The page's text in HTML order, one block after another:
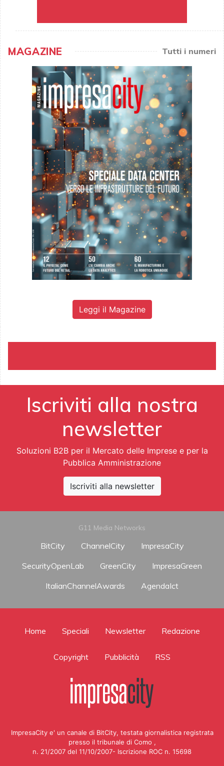
MAGAZINE Tutti i numeri
Leggi il Magazine
Iscriviti alla nostra
newsletter
Soluzioni B2B per il Mercato delle Imprese e per la
Pubblica Amministrazione
Iscriviti alla newsletter
G11 Media Networks
BitCity ChannelCity
ImpresaCity
SecurityOpenLab
GreenCity
ImpresaGreen
ItalianChannelAwards
AgendaIct
Home Speciali Newsletter Redazione
Copyright Pubblicità RSS
ImpresaCity e' un canale di BitCity, testata giornalistica registrata
presso il tribunale di Como ,
n. 21/2007 del 11/10/2007- Iscrizione ROC n. 15698